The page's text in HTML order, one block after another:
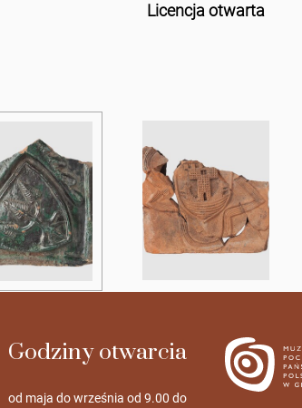
Licencja otwarta
Godziny otwarcia
od maja do września od 9.00 do